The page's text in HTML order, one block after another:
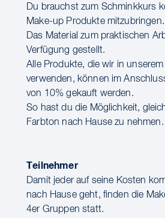
Du brauchst zum Schminkkurs
Make-up Produkte mitzubringen.
Das Material zum praktischen
Verfügung gestellt.
Alle Produkte, die wir in
verwenden, können im
von 10% gekauft werden.
So hast du die Möglichkeit,
Farbton nach Hause zu nehmen.
Teilnehmer
Damit jeder auf seine Kosten
nach Hause geht, finden die
4er Gruppen statt.